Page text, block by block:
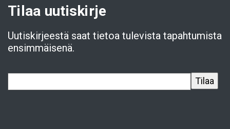
Tilaa uutiskirje
Uutiskirjeestä saat tietoa tulevista tapahtumista
ensimmäisenä.